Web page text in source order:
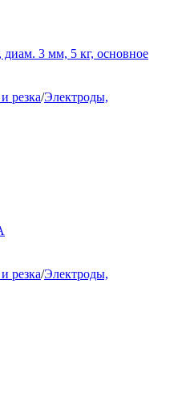
3 мм, 5 кг, основное
резка/Электроды,
резка/Электроды,